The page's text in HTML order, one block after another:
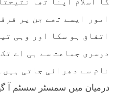
امور ایسے تھے جن پر
اتفاق ہو سکا اور وہی
دوسری جماعت سے بی اے تک
نام سے دھرائی جاتی
درمیان میں سمسٹر سسٹم آ